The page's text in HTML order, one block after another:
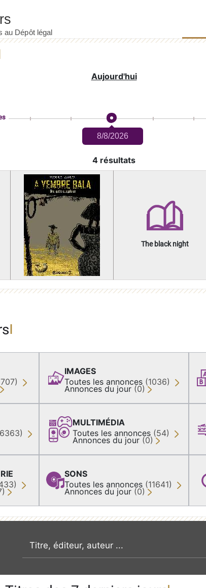
Aujourd'hui
8/8/2026
4 résultats
The black night
IMAGES
Toutes les annonces (1036)
Annonces du jour (0)
MULTIMÉDIA
Toutes les annonces (54)
Annonces du jour (0)
SONS
Toutes les annonces (11641)
Annonces du jour (0)
recherche par mot clé